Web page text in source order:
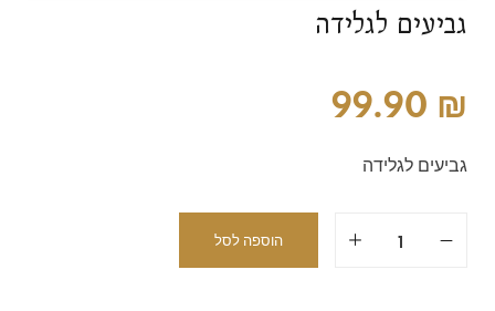
גביעים לגלידה
99.90 ₪
גביעים לגלידה
הוספה לסל